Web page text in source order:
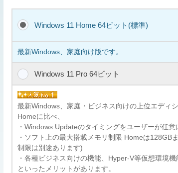
Windows 11 Home 64ビット(標準)
最新Windows、家庭向け版です。
Windows 11 Pro 64ビット
最新Windows、家庭・ビジネス向けの上位エディシ
Homeに比べ、
・Windows Updateのタイミングをユーザーが任意
・ソフト上の最大搭載メモリ制限 Homeは128GB
制限は別途あります)
・各種ビジネス向けの機能、Hyper-V等仮想環境
といったメリットがあります。